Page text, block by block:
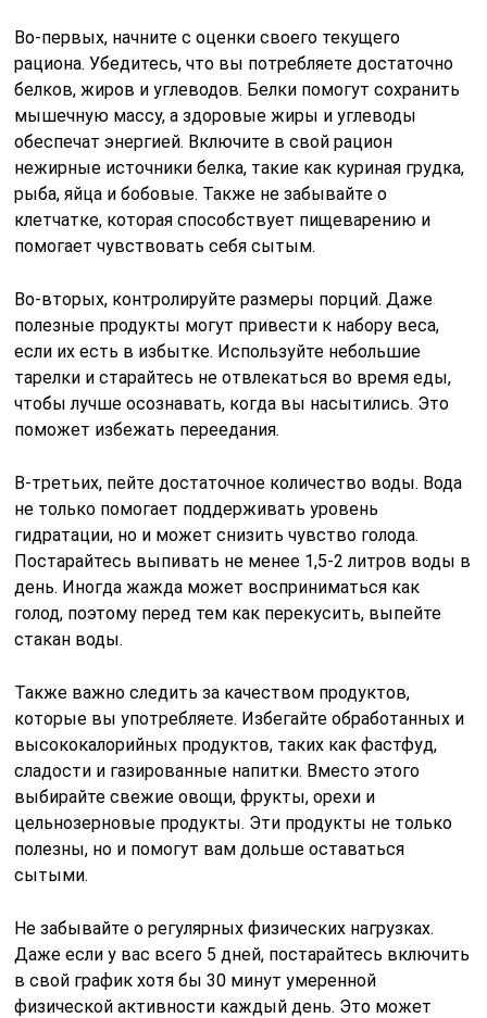
Во-первых, начните с оценки своего текущего
рациона. Убедитесь, что вы потребляете достаточно
белков, жиров и углеводов. Белки помогут сохранить
мышечную массу, а здоровые жиры и углеводы
обеспечат энергией. Включите в свой рацион
нежирные источники белка, такие как куриная грудка,
рыба, яйца и бобовые. Также не забывайте о
клетчатке, которая способствует пищеварению и
помогает чувствовать себя сытым.
Во-вторых, контролируйте размеры порций. Даже
полезные продукты могут привести к набору веса,
если их есть в избытке. Используйте небольшие
тарелки и старайтесь не отвлекаться во время еды,
чтобы лучше осознавать, когда вы насытились. Это
поможет избежать переедания.
В-третьих, пейте достаточное количество воды. Вода
не только помогает поддерживать уровень
гидратации, но и может снизить чувство голода.
Постарайтесь выпивать не менее 1,5-2 литров воды в
день. Иногда жажда может восприниматься как
голод, поэтому перед тем как перекусить, выпейте
стакан воды.
Также важно следить за качеством продуктов,
которые вы употребляете. Избегайте обработанных и
высококалорийных продуктов, таких как фастфуд,
сладости и газированные напитки. Вместо этого
выбирайте свежие овощи, фрукты, орехи и
цельнозерновые продукты. Эти продукты не только
полезны, но и помогут вам дольше оставаться
сытыми.
Не забывайте о регулярных физических нагрузках.
Даже если у вас всего 5 дней, постарайтесь включить
в свой график хотя бы 30 минут умеренной
физической активности каждый день. Это может